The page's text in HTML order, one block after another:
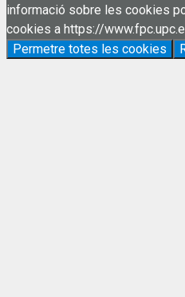
informació sobre les cookies
cookies a https://
Permetre totes les cookies